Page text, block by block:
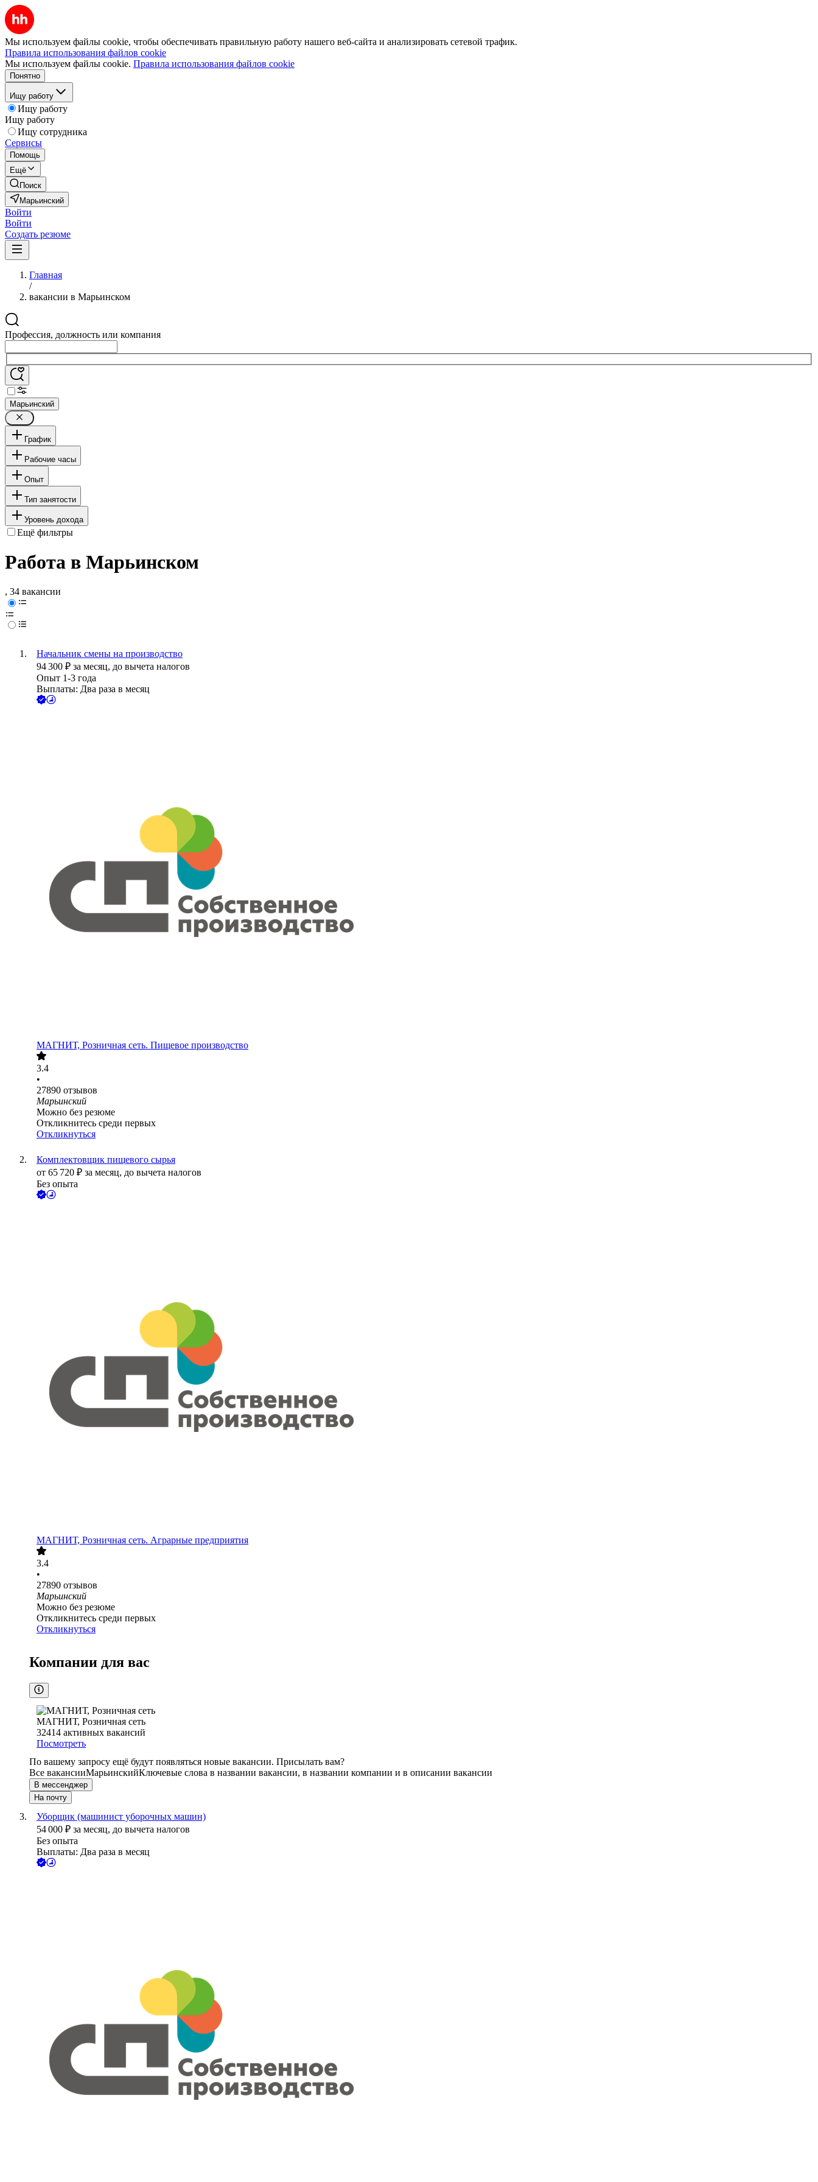
Мы используем файлы cookie, чтобы обеспечивать правильную работу нашего веб-сайта и анализировать сетевой трафик.
Правила использования файлов cookie
Мы используем файлы cookie. Правила использования файлов cookie
Понятно
Ищу работу
Ищу работу
Ищу работу
Ищу сотрудника
Сервисы
Помощь
Ещё
Поиск
Марьинский
Войти
Войти
Создать резюме
Главная
/
вакансии в Марьинском
Профессия, должность или компания
Марьинский
График
Рабочие часы
Опыт
Тип занятости
Уровень дохода
Ещё фильтры
Работа в Марьинском
, 34 вакансии
Начальник смены на производство
94 300 ₽ за месяц, до вычета налогов
Опыт 1-3 года
Выплаты: Два раза в месяц
МАГНИТ, Розничная сеть. Пищевое производство
3.4
•
27890 отзывов
Марьинский
Можно без резюме
Откликнитесь среди первых
Откликнуться
Комплектовщик пищевого сырья
от 65 720 ₽ за месяц, до вычета налогов
Без опыта
МАГНИТ, Розничная сеть. Аграрные предприятия
3.4
•
27890 отзывов
Марьинский
Можно без резюме
Откликнитесь среди первых
Откликнуться
Компании для вас
МАГНИТ, Розничная сеть
32414 активных вакансий
Посмотреть
По вашему запросу ещё будут появляться новые вакансии. Присылать вам?
Все вакансииМарьинскийКлючевые слова в названии вакансии, в названии компании и в описании вакансии
В мессенджер
На почту
Уборщик (машинист уборочных машин)
54 000 ₽ за месяц, до вычета налогов
Без опыта
Выплаты: Два раза в месяц